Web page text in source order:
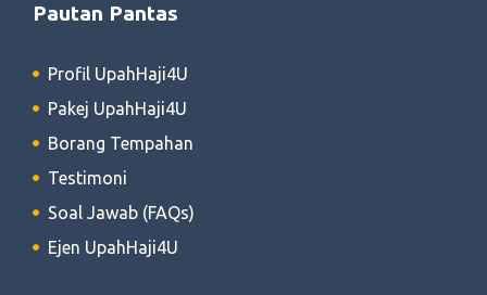
Pautan Pantas
Profil UpahHaji4U
Pakej UpahHaji4U
Borang Tempahan
Testimoni
Soal Jawab (FAQs)
Ejen UpahHaji4U